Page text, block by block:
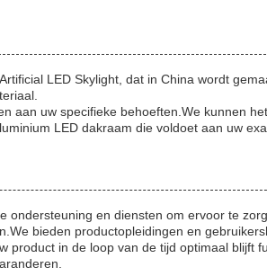
LED Skylight, dat in China wordt
uw specifieke behoeften.We kunnen
LED dakraam die voldoet aan uw
en diensten om ervoor te
bieden productopleidingen en
in de loop van de tijd optimaal blijft